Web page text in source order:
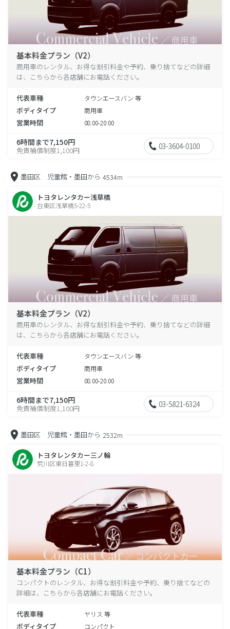
基本料金プラン（V2）
商用車のレンタル、お得な割引料金や予約、乗り捨てなどの詳細
は、こちらから各店舗にお電話ください。
代表車種 タウンエースバン 等
ボディタイプ 商用車
営業時間 08:00-20:00
6時間まで7,150円
免責補償制度1,100円 03-3604-0100
墨田区 児童館・墨田から 4534m
トヨタレンタカー浅草橋
台東区浅草橋5-22-5
基本料金プラン（V2）
商用車のレンタル、お得な割引料金や予約、乗り捨てなどの詳細
は、こちらから各店舗にお電話ください。
代表車種 タウンエースバン 等
ボディタイプ 商用車
営業時間 08:00-20:00
6時間まで7,150円
免責補償制度1,100円 03-5821-6324
墨田区 児童館・墨田から 2532m
トヨタレンタカー三ノ輪
荒川区東日暮里1-2-8
基本料金プラン（C1）
コンパクトのレンタル、お得な割引料金や予約、乗り捨てなどの
詳細は、こちらから各店舗にお電話ください。
代表車種 ヤリス 等
ボディタイプ コンパクト